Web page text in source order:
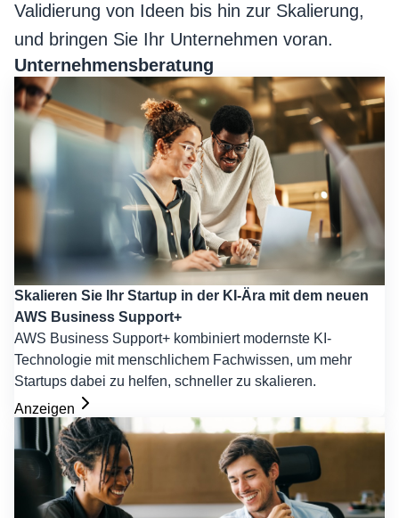
Validierung von Ideen bis hin zur Skalierung,
und bringen Sie Ihr Unternehmen voran.
Unternehmensberatung
Skalieren Sie Ihr Startup in der KI-Ära mit dem neuen
AWS Business Support+
AWS Business Support+ kombiniert modernste KI-
Technologie mit menschlichem Fachwissen, um mehr
Startups dabei zu helfen, schneller zu skalieren.
Anzeigen